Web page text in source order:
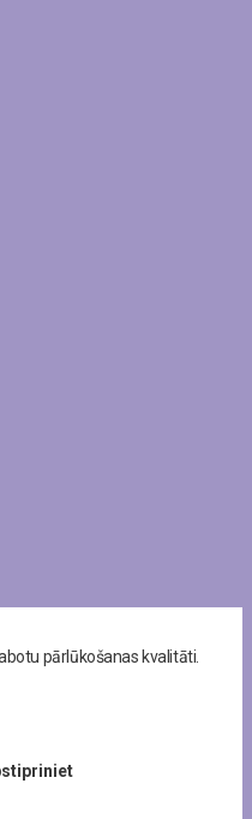
pārlūkošanas kvalitāti.